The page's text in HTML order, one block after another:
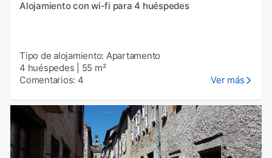
Alojamiento con wi-fi para 4 huéspedes
Tipo de alojamiento: Apartamento
4 huéspedes
55 m²
Comentarios: 4
Ver más